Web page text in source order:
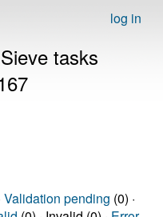
log in
tasks
Validation pending (0) ·